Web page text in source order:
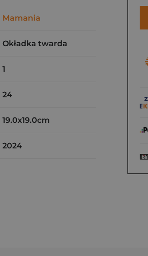
Mamania
Okładka twarda
1
24
19.0x19.0cm
2024